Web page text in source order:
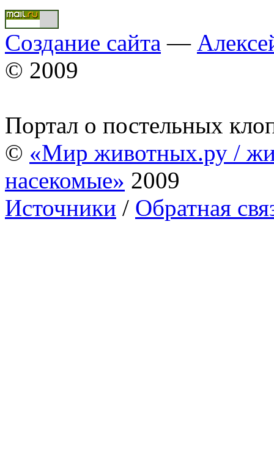
Создание сайта —
© 2009
Портал о постельных
© «Мир животных.ру /
насекомые» 2009
Источники / Обратная